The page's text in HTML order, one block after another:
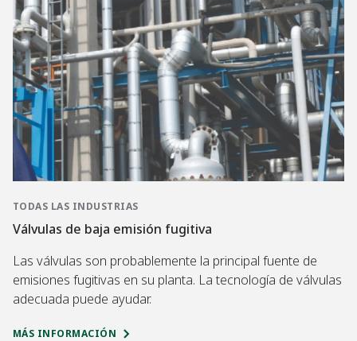
TODAS LAS INDUSTRIAS
Válvulas de baja emisión fugitiva
Las válvulas son probablemente la principal fuente de
emisiones fugitivas en su planta. La tecnología de válvulas
adecuada puede ayudar.
MÁS INFORMACIÓN